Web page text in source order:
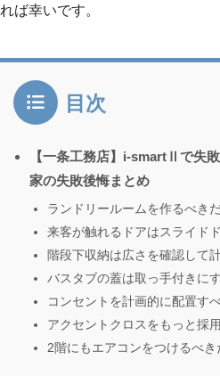
れば幸いです。
目次
【一条工務店】i-smartⅡで失
家の失敗後悔まとめ
ランドリールームを作るべき
来客が触れるドアはスライド
階段下収納は広さを確認して
バスタブの蓋は取っ手付きに
コンセントを計画的に配置す
アクセントクロスをもっと採
2階にもエアコンをつけるべき